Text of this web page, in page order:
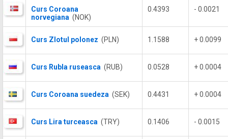
Curs Coroana
norvegiana (NOK)
0.4393 - 0.0021
Curs Zlotul polonez (PLN) 1.1588 + 0.0099
Curs Rubla ruseasca (RUB) 0.0528 + 0.0004
Curs Coroana suedeza (SEK) 0.4431 + 0.0004
Curs Lira turceasca (TRY) 0.1406 - 0.0015